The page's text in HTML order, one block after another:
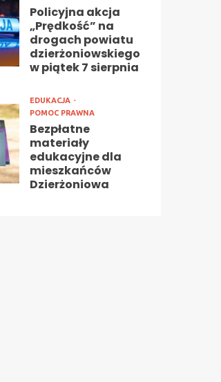
Policyjna akcja
„Prędkość” na
drogach powiatu
dzierżoniowskiego
w piątek 7 sierpnia
EDUKACJA
POMOC PRAWNA
Bezpłatne
materiały
edukacyjne dla
mieszkańców
Dzierżoniowa